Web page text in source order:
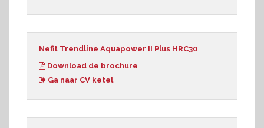
Nefit Trendline Aquapower II Plus HRC30
Download de brochure
Ga naar CV ketel